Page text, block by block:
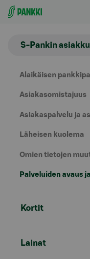
Siirry suoraan sisältöön
S-Pankin
Alaikäisen
Asiakasomistajuus
Asiakaspalvelu ja
Läheisen kuolema
Omien tietojen
Palveluiden avaus
Kortit
Lainat